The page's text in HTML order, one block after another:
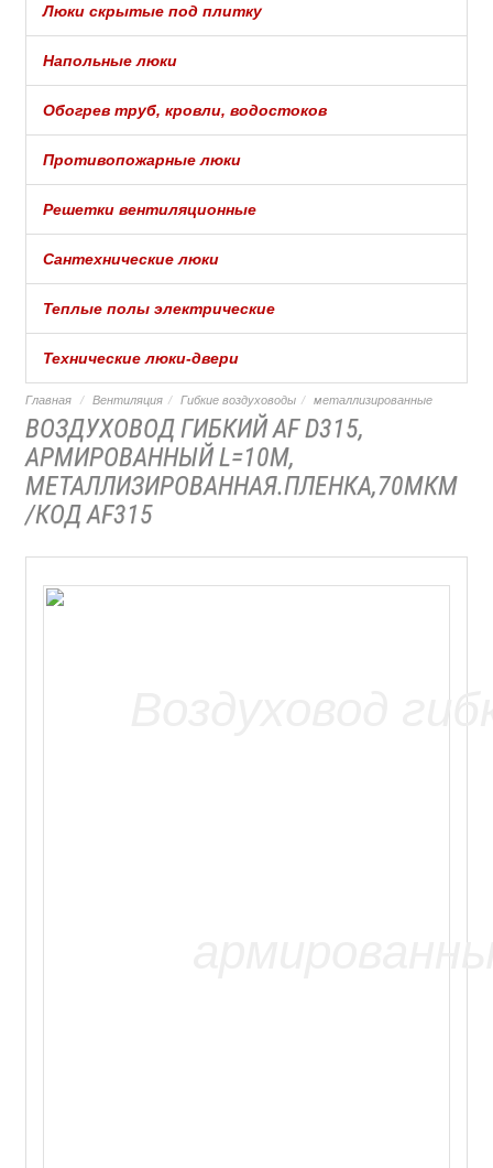
Люки скрытые под плитку
Напольные люки
Обогрев труб, кровли, водостоков
Противопожарные люки
Решетки вентиляционные
Сантехнические люки
Теплые полы электрические
Технические люки-двери
Главная Вентиляция Гибкие воздуховоды металлизированные
ВОЗДУХОВОД ГИБКИЙ AF D315,
АРМИРОВАННЫЙ L=10М,
МЕТАЛЛИЗИРОВАННАЯ.ПЛЕНКА,70МКМ
/КОД AF315